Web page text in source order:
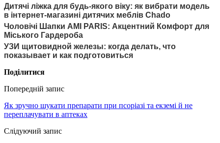
Дитячі ліжка для будь-якого віку: як вибрати модель
в інтернет-магазині дитячих меблів Chado
Чоловічі Шапки AMI PARIS: Акцентний Комфорт для
Міського Гардероба
УЗИ щитовидной железы: когда делать, что
показывает и как подготовиться
Поділитися
Попередній запис
Як зручно шукати препарати при псоріазі та екземі й не
переплачувати в аптеках
Слідуючий запис